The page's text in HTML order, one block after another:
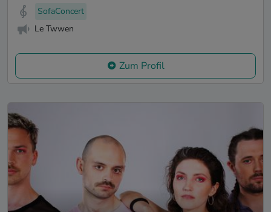
SofaConcert
Le Twwen
Zum Profil